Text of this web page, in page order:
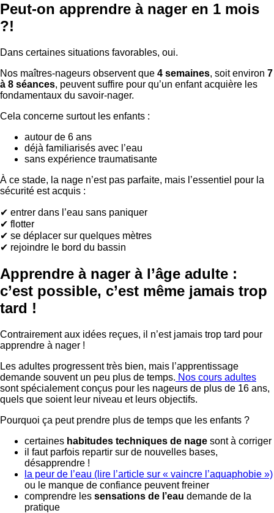
Peut-on apprendre à nager en 1 mois
?!
Dans certaines situations favorables, oui.
Nos maîtres-nageurs observent que 4 semaines, soit environ 7
à 8 séances, peuvent suffire pour qu’un enfant acquière les
fondamentaux du savoir-nager.
Cela concerne surtout les enfants :
autour de 6 ans
déjà familiarisés avec l’eau
sans expérience traumatisante
À ce stade, la nage n’est pas parfaite, mais l’essentiel pour la
sécurité est acquis :
✔ entrer dans l’eau sans paniquer
✔ flotter
✔ se déplacer sur quelques mètres
✔ rejoindre le bord du bassin
Apprendre à nager à l’âge adulte :
c’est possible, c’est même jamais trop
tard !
Contrairement aux idées reçues, il n’est jamais trop tard pour
apprendre à nager !
Les adultes progressent très bien, mais l’apprentissage
demande souvent un peu plus de temps. Nos cours adultes
sont spécialement conçus pour les nageurs de plus de 16 ans,
quels que soient leur niveau et leurs objectifs.
Pourquoi ça peut prendre plus de temps que les enfants ?
certaines habitudes techniques de nage sont à corriger
il faut parfois repartir sur de nouvelles bases,
désapprendre !
la peur de l’eau (lire l’article sur « vaincre l’aquaphobie »)
ou le manque de confiance peuvent freiner
comprendre les sensations de l’eau demande de la
pratique